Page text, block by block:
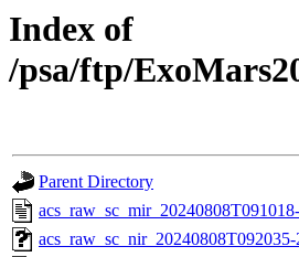
Index of
/psa/ftp/
Parent Directory